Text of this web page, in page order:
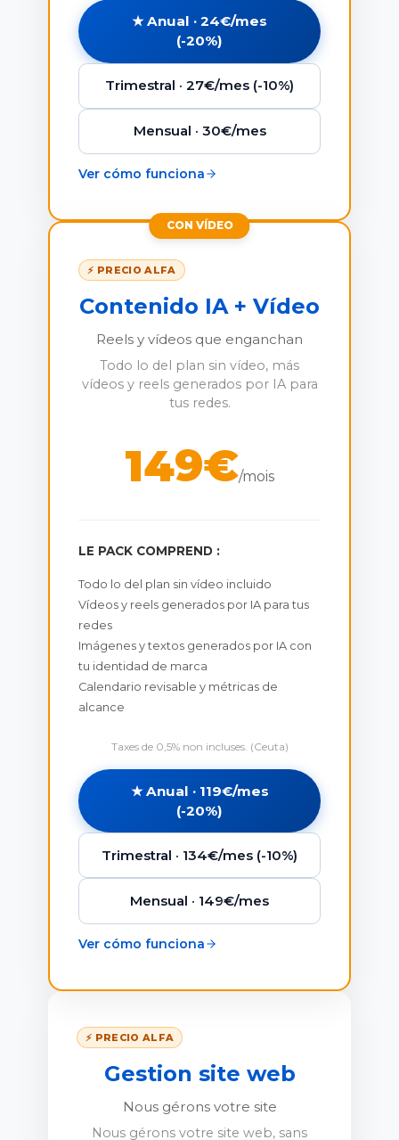
⚡ PRECIO ALFA
Gestion site web
Nous gérons votre site
Nous gérons votre site web, sans
★ Anual · 24€/mes
(-20%)
Trimestral · 27€/mes (-10%)
Mensual · 30€/mes
Ver cómo funciona
CON VÍDEO
⚡ PRECIO ALFA
Contenido IA + Vídeo
Reels y vídeos que enganchan
Todo lo del plan sin vídeo, más
vídeos y reels generados por IA para
tus redes.
149€/mois
LE PACK COMPREND :
Todo lo del plan sin vídeo incluido
Vídeos y reels generados por IA para tus
redes
Imágenes y textos generados por IA con
tu identidad de marca
Calendario revisable y métricas de
alcance
Taxes de 0,5% non incluses. (Ceuta)
★ Anual · 119€/mes
(-20%)
Trimestral · 134€/mes (-10%)
Mensual · 149€/mes
Ver cómo funciona